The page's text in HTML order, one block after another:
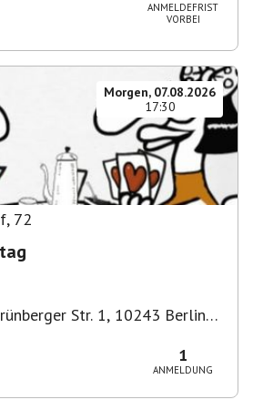
ANMELDEFRIST
VORBEI
Morgen, 07.08.2026
17:30
, 72
Freitag
Str. 1, 10243 Berlin-
1
ANMELDUNG